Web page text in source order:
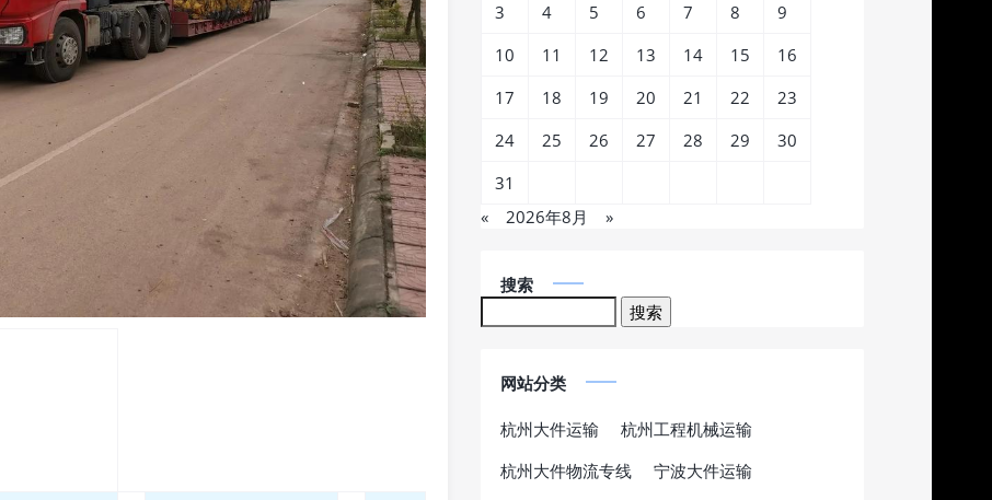
« 2026年8月 »
3
4 5 6 7 8
9
10
11 12 13 14 15
16
17
18 19 20 21 22
23
24
25 26 27 28 29
30
31
搜索
网站分类
杭州大件运输
杭州工程机械运输
杭州大件物流专线
宁波大件运输